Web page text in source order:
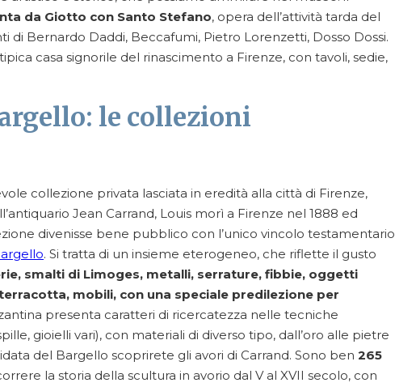
da Giotto con Santo Stefano, opera dell’attività tarda del
Bernardo Daddi, Beccafumi, Pietro Lorenzetti, Dosso Dossi.
casa signorile del rinascimento a Firenze, con tavoli, sedie,
le collezioni
collezione privata lasciata in eredità alla città di Firenze,
Jean Carrand, Louis morì a Firenze nel 1888 ed
divenisse bene pubblico con l’unico vincolo testamentario
. Si tratta di un insieme eterogeneo, che riflette il gusto
smalti di Limoges, metalli, serrature, fibbie, oggetti
mobili, con una speciale predilezione per
presenta caratteri di ricercatezza nelle tecniche
gioielli vari), con materiali di diverso tipo, dall’oro alle pietre
del Bargello scoprirete gli avori di Carrand. Sono ben 265
la storia della scultura in avorio dal V al XVII secolo, con